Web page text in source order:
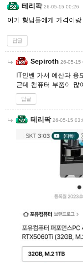
테리팍 26-05-15 00:26
여기 형님들에게 가격이
답글
Sepiroth 26-05-15
IT인벤 가서 예산과 용
근데 컴퓨터 부품이 많
답글
테리팍 26-05-15